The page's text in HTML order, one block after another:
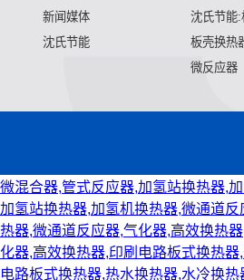
新闻媒体
沈氏节能
沈氏节能
板壳换热
微反应器
微混合器,管式反应器,加氢站换热器,
加氢站换热器,加氢机换热器,微通道
热器,微通道反应器,气化器,高效换热
化器,高效换热器,印刷电路板式换热
电路板式换热器,热水换热器,水冷换